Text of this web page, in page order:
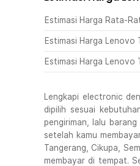
Estimasi Harga Rata-
Estimasi Harga
Estimasi Harga
Lengkapi electronic
dipilih sesuai
pengiriman, lalu
setelah kamu
Tangerang, Cikupa,
membayar di tempat.